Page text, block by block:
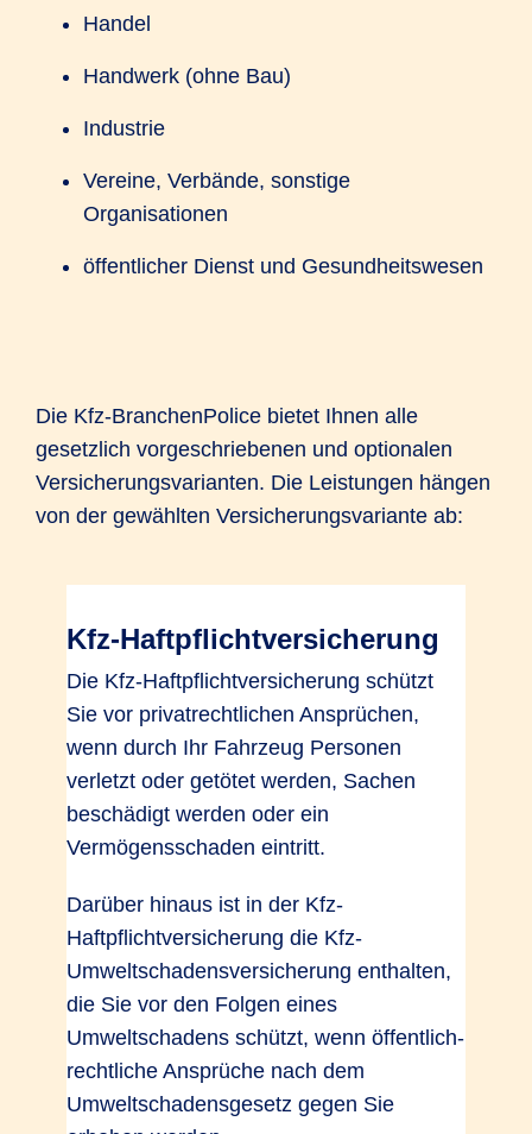
Handel
Handwerk (ohne Bau)
Industrie
Vereine, Verbände, sonstige
Organisationen
öffentlicher Dienst und Gesundheitswesen
Die Kfz-BranchenPolice bietet Ihnen alle
gesetzlich vorgeschriebenen und optionalen
Versicherungsvarianten. Die Leistungen hängen
von der gewählten Versicherungsvariante ab:
Kfz-Haftpflichtversicherung
Die Kfz-Haftpflichtversicherung schützt
Sie vor privatrechtlichen Ansprüchen,
wenn durch Ihr Fahrzeug Personen
verletzt oder getötet werden, Sachen
beschädigt werden oder ein
Vermögensschaden eintritt.
Darüber hinaus ist in der Kfz-
Haftpflichtversicherung die Kfz-
Umweltschadensversicherung enthalten,
die Sie vor den Folgen eines
Umweltschadens schützt, wenn öffentlich-
rechtliche Ansprüche nach dem
Umweltschadensgesetz gegen Sie